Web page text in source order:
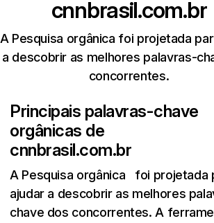
cnnbrasil.com.br
A Pesquisa orgânica foi projetada
a descobrir as melhores palavras-
concorrentes.
Principais palavras-chave
orgânicas de
cnnbrasil.com.br
A Pesquisa orgânica foi projetada
ajudar a descobrir as melhores
chave dos concorrentes. A